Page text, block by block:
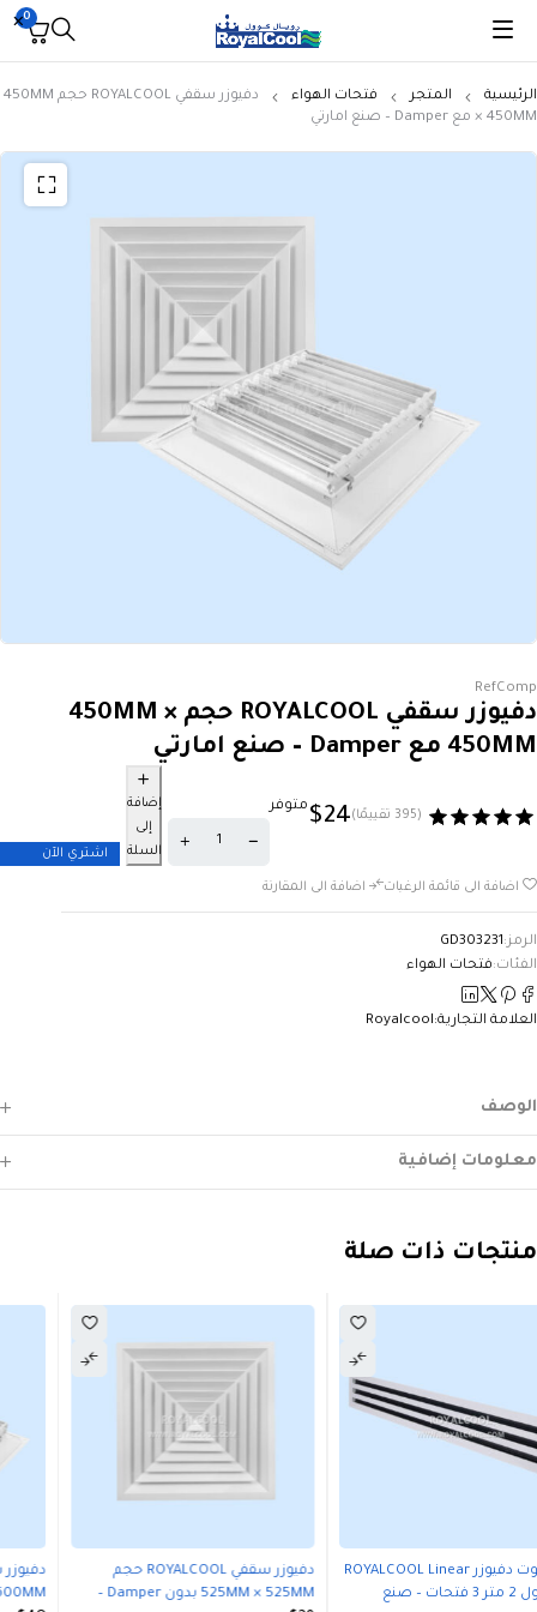
0
الرئيسية المتجر فتحات الهواء
دفيوزر سقفي ROYALCOOL حجم 450MM
× 450MM مع Damper – صنع امارتي
RefComp
دفيوزر سقفي ROYALCOOL حجم 450MM ×
450MM مع Damper – صنع امارتي
(395 تقييمًا) $24 متوفر
إضافة
إلى
السلة
اشتري الآن
اضافة الى قائمة الرغبات اضافة الى المقارنة
الرمز:GD303231
الفئات:فتحات الهواء
العلامة التجارية:Royalcool
الوصف
معلومات إضافية
منتجات ذات صلة
دفيوزر سقفي ROYALCOOL حجم
525MM × 525MM بدون Damper –
600MM × 600MM مع Damper – صنع